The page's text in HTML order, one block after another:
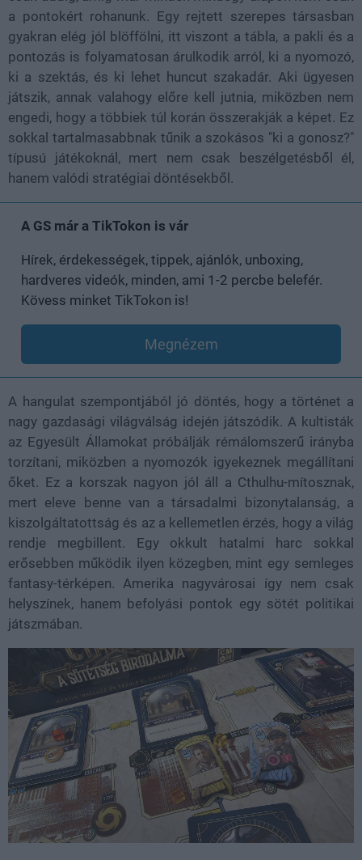
a pontokért rohanunk. Egy rejtett szerepes társasban
gyakran elég jól blöffölni, itt viszont a tábla, a pakli és a
pontozás is folyamatosan árulkodik arról, ki a nyomozó,
ki a szektás, és ki lehet huncut szakadár. Aki ügyesen
játszik, annak valahogy előre kell jutnia, miközben nem
engedi, hogy a többiek túl korán összerakják a képet. Ez
sokkal tartalmasabbnak tűnik a szokásos "ki a gonosz?"
típusú játékoknál, mert nem csak beszélgetésből él,
hanem valódi stratégiai döntésekből.
A GS már a TikTokon is vár
Hírek, érdekességek, tippek, ajánlók, unboxing,
hardveres videók, minden, ami 1-2 percbe belefér.
Kövess minket TikTokon is!
Megnézem
A hangulat szempontjából jó döntés, hogy a történet a
nagy gazdasági világválság idején játszódik. A kultisták
az Egyesült Államokat próbálják rémálomszerű irányba
torzítani, miközben a nyomozók igyekeznek megállítani
őket. Ez a korszak nagyon jól áll a Cthulhu-mítosznak,
mert eleve benne van a társadalmi bizonytalanság, a
kiszolgáltatottság és az a kellemetlen érzés, hogy a világ
rendje megbillent. Egy okkult hatalmi harc sokkal
erősebben működik ilyen közegben, mint egy semleges
fantasy-térképen. Amerika nagyvárosai így nem csak
helyszínek, hanem befolyási pontok egy sötét politikai
játszmában.